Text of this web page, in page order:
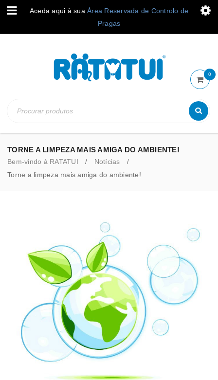
Aceda aqui à sua Área Reservada de Controlo de
Pragas
0
TORNE A LIMPEZA MAIS AMIGA DO AMBIENTE!
Bem-vindo à RATATUI / Notícias /
Torne a limpeza mais amiga do ambiente!